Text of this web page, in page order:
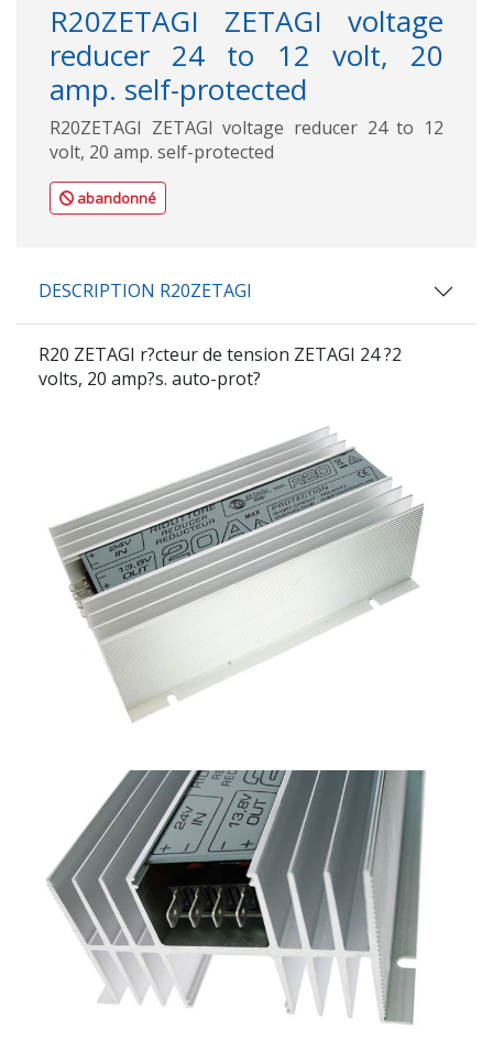
R20ZETAGI ZETAGI voltage
reducer 24 to 12 volt, 20
amp. self-protected
R20ZETAGI ZETAGI voltage reducer 24 to 12
volt, 20 amp. self-protected
abandonné
DESCRIPTION R20ZETAGI
R20 ZETAGI r?cteur de tension ZETAGI 24 ?2
volts, 20 amp?s. auto-prot?